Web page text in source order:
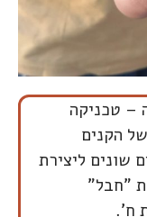
– טכניקה
הקנים
שונים ליצירת
"חבל"
ח'.